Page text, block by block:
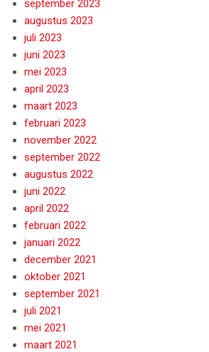
september 2023
augustus 2023
juli 2023
juni 2023
mei 2023
april 2023
maart 2023
februari 2023
november 2022
september 2022
augustus 2022
juni 2022
april 2022
februari 2022
januari 2022
december 2021
oktober 2021
september 2021
juli 2021
mei 2021
maart 2021